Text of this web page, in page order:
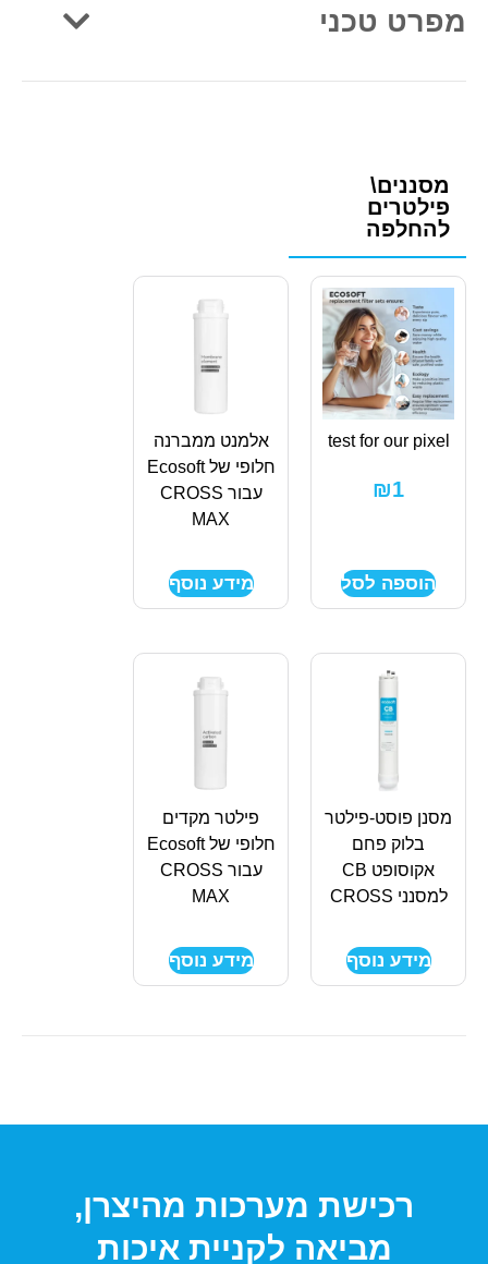
מפרט טכני
מסננים\
פילטרים
להחלפה
test for our pixel
₪1
הוספה לסל
אלמנט ממברנה
חלופי של Ecosoft
עבור CROSS
MAX
מידע נוסף
מסנן פוסט-פילטר
בלוק פחם
אקוסופט CB
למסנני CROSS
מידע נוסף
פילטר מקדים
חלופי של Ecosoft
עבור CROSS
MAX
מידע נוסף
רכישת מערכות מהיצרן,
מביאה לקניית איכות